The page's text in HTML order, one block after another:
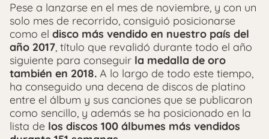
Pese a lanzarse en el mes de noviembre, y con un
solo mes de recorrido, consiguió posicionarse
como el disco más vendido en nuestro país del
año 2017, título que revalidó durante todo el año
siguiente para conseguir la medalla de oro
también en 2018. A lo largo de todo este tiempo,
ha conseguido una decena de discos de platino
entre el álbum y sus canciones que se publicaron
como sencillo, y además se ha posicionado en la
lista de los discos 100 álbumes más vendidos